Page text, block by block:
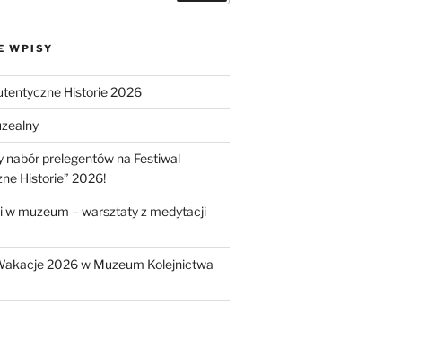
WPISY
Historie 2026
nabór prelegentów na Festiwal
Historie” 2026!
w muzeum – warsztaty z medytacji
2026 w Muzeum Kolejnictwa